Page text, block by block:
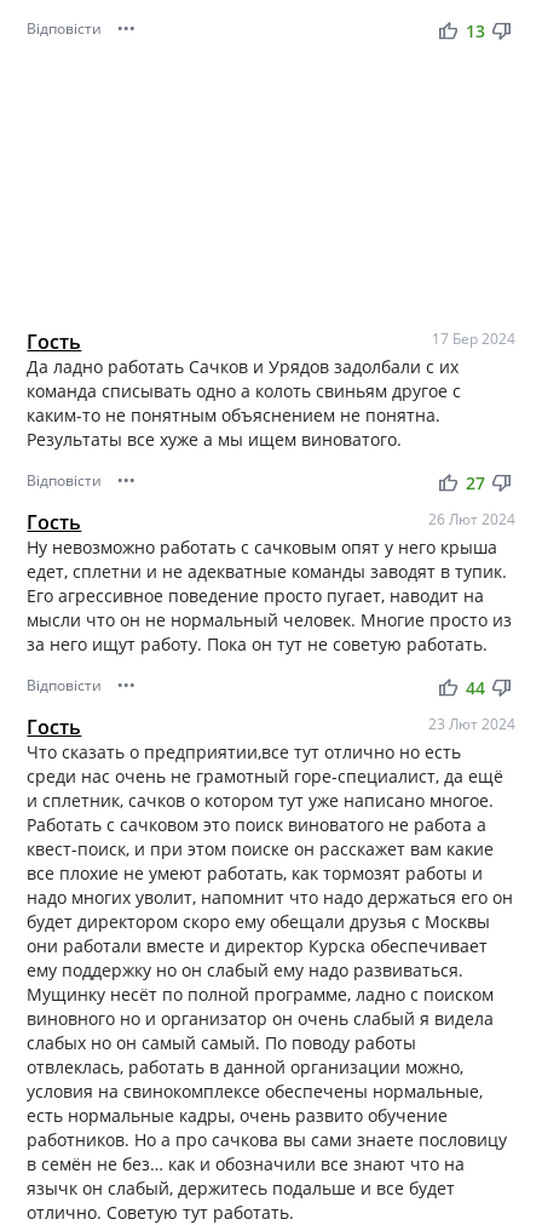
Відповісти ••• thumb_up thumb_down
13
Гость 17 Бер 2024
Да ладно работать Сачков и Урядов задолбали с их
команда списывать одно а колоть свиньям другое с
каким-то не понятным объяснением не понятна.
Результаты все хуже а мы ищем виноватого.
Відповісти ••• thumb_up thumb_down
27
Гость 26 Лют 2024
Ну невозможно работать с сачковым опят у него крыша
едет, сплетни и не адекватные команды заводят в тупик.
Его агрессивное поведение просто пугает, наводит на
мысли что он не нормальный человек. Многие просто из
за него ищут работу. Пока он тут не советую работать.
Відповісти ••• thumb_up thumb_down
44
Гость 23 Лют 2024
Что сказать о предприятии,все тут отлично но есть
среди нас очень не грамотный горе-специалист, да ещё
и сплетник, сачков о котором тут уже написано многое.
Работать с сачковом это поиск виноватого не работа а
квест-поиск, и при этом поиске он расскажет вам какие
все плохие не умеют работать, как тормозят работы и
надо многих уволит, напомнит что надо держаться его он
будет директором скоро ему обещали друзья с Москвы
они работали вместе и директор Курска обеспечивает
ему поддержку но он слабый ему надо развиваться.
Мущинку несёт по полной программе, ладно с поиском
виновного но и организатор он очень слабый я видела
слабых но он самый самый. По поводу работы
отвлеклась, работать в данной организации можно,
условия на свинокомплексе обеспечены нормальные,
есть нормальные кадры, очень развито обучение
работников. Но а про сачкова вы сами знаете пословицу
в семён не без… как и обозначили все знают что на
язычк он слабый, держитесь подальше и все будет
отлично. Советую тут работать.